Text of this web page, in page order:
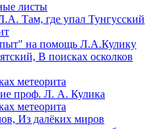
листы
Там, где упал Тунгусский
на помощь Л.А.Кулику
В поисках осколков
метеорита
проф. Л. А. Кулика
метеорита
Из далёких миров